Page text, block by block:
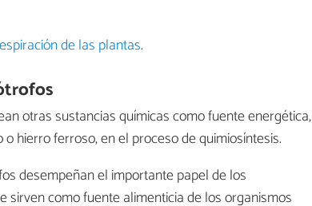
de las plantas.
otras sustancias químicas como fuente energética,
hierro ferroso, en el proceso de quimiosíntesis.
desempeñan el importante papel de los
sirven como fuente alimenticia de los organismos